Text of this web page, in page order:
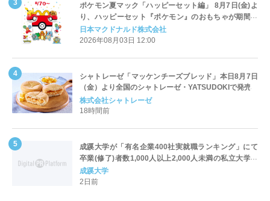
ポケモン夏マック「ハッピーセット編」 8月7日(金)よ
り、ハッピーセット『ポケモン』のおもちゃが期間限
定登場
日本マクドナルド株式会社
2026年08月03日 12:00
シャトレーゼ「マッケンチーズブレッド」本日8月7日
（金）より全国のシャトレーゼ・YATSUDOKIで発売
株式会社シャトレーゼ
18時間前
成蹊大学が「有名企業400社実就職ランキング」にて
卒業(修了)者数1,000人以上2,000人未満の私立大学で
全国第1位を獲得！～実就職率は26.5%（前年比＋
4.3pt）に伸長、東京の私立大学でも10位にランクイン
成蹊大学
2日前